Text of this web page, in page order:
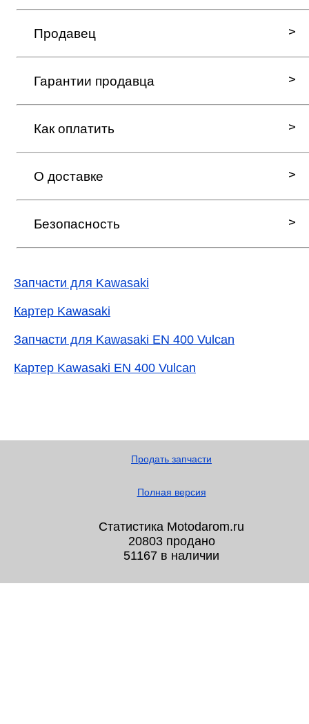
Продавец
Гарантии продавца
Как оплатить
О доставке
Безопасность
Запчасти для Kawasaki
Картер Kawasaki
Запчасти для Kawasaki EN 400 Vulcan
Картер Kawasaki EN 400 Vulcan
Продать запчасти
Полная версия
Статистика Motodarom.ru
20803 продано
51167 в наличии